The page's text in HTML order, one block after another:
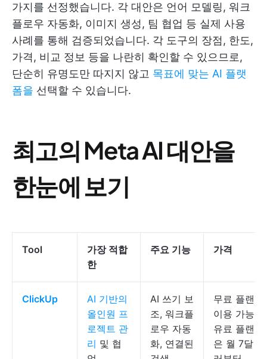
가지를 선정했습니다. 각 대안은 언어 모델링, 워크
플로우 자동화, 이미지 생성, 팀 협업 등 실제 사용
사례를 통해 검증되었습니다. 각 도구의 장점, 한도,
가격, 비교 정보 등을 나란히 확인할 수 있으므로,
단순히 유명도만 따지지 않고 목표에 맞는 AI 플랫
폼을 선택할 수 있습니다.
최고의 Meta AI 대안을
한눈에 보기
Tool
가장 적합
한
주요 기능 가격
ClickUp
AI 기반의
올인원 프
로젝트 관
리 및 협
AI 쓰기 보
조, 워크플
로우 자동
화, 연결된
무료 플랜
이용 가능,
유료 플랜
은 월 7달